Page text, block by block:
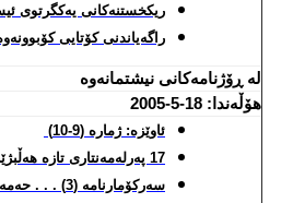
ریكخستنه‌كانی یه‌كگرتوی
راگه‌یاندنی كۆتایی
له‌ ڕۆژنامه‌كانی نیشتمانه‌وه‌
هۆڵه‌ندا: 18-5-2005
ئاوێزه‌:ژماره‌ (9-10)
17 په‌رله‌مه‌نتاری تازه‌ هه‌ڵبژێردراوی په‌رله‌مانی كوردستان ناڕه‌زایی به‌رامبه‌ر پارتی و یه‌كێتی ده‌رده‌بڕن.
سه‌ركۆمارنامه‌ (3) . . . حه‌مه‌سه‌عید حه‌سه‌ن